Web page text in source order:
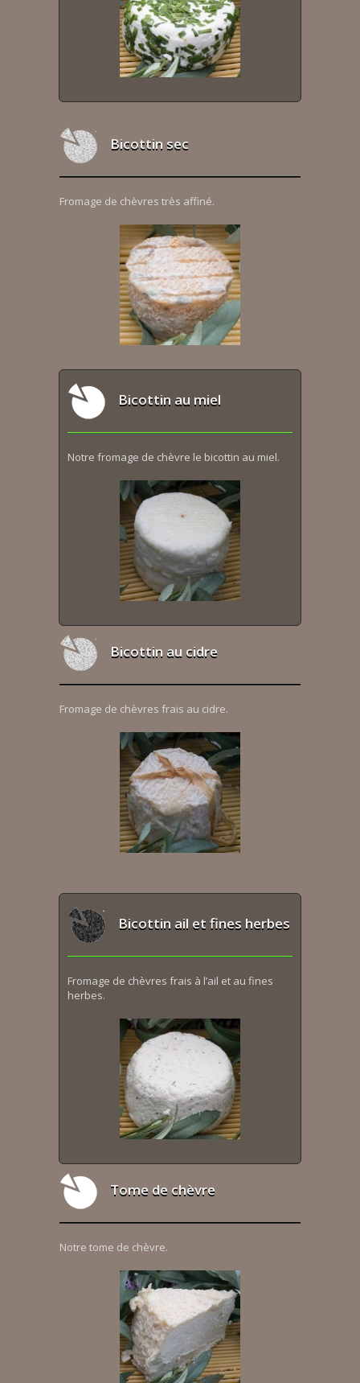
Bicottin sec
Fromage de chèvres très affiné.
Bicottin au miel
Notre fromage de chèvre le bicottin au miel.
Bicottin au cidre
Fromage de chèvres frais au cidre.
Bicottin ail et fines herbes
Fromage de chèvres frais à l’ail et au fines
herbes.
Tome de chèvre
Notre tome de chèvre.